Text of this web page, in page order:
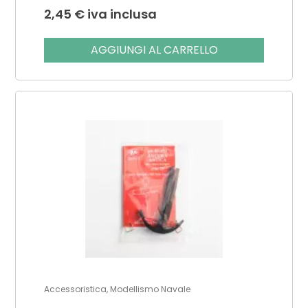
2,45 € iva inclusa
AGGIUNGI AL CARRELLO
Accessoristica, Modellismo Navale